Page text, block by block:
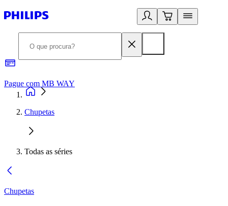
Pague com MB WAY
Chupetas
Todas as séries
Chupetas